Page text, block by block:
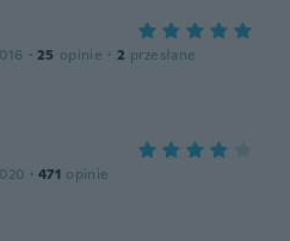
· 25 opinie · 2 przesłane
· 471 opinie